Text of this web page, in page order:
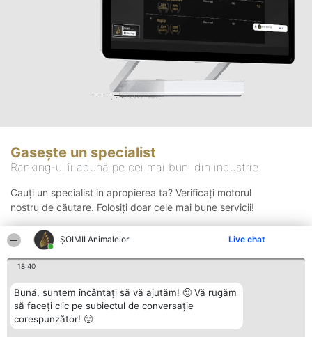
ŞOIMII Animalelor Live chat
18:40
Bună, suntem încântați să vă ajutăm! 🙂 Vă rugăm
să faceți clic pe subiectul de conversație
corespunzător! 🙂
Gasește un specialist
Ranking-ul îi adună pe cei mai buni din industrie
Cauți un specialist in apropierea ta? Verificați motorul
nostru de căutare. Folosiți doar cele mai bune servicii!